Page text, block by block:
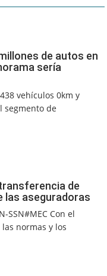
de autos en
sería
vehículos 0km y
segmento de
de
las aseguradoras
SSN#MEC Con el
normas y los